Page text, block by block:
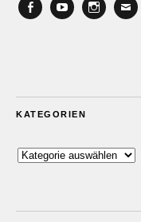
KATEGORIEN
Kategorien